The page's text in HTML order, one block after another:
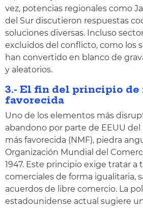
vez, potencias regionales como
del Sur discutieron respuestas
soluciones diversas. Incluso
excluidos del conflicto, como los
han convertido en blanco de
y aleatorios.
3.- El fin del principio de
favorecida
Uno de los elementos más
abandono por parte de EEUU
más favorecida (NMF), piedra
Organización Mundial del
1947. Este principio exige tratar a
comerciales de forma igualitaria,
acuerdos de libre comercio. La
estadounidense actual sugiere